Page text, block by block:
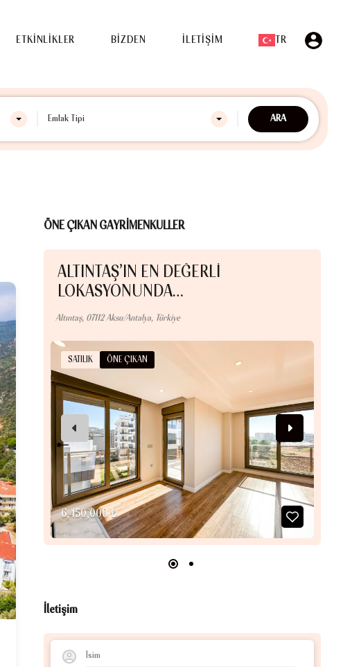
ETKİNLİKLER BİZDEN İLETİŞİM TR
ETKİNLİKLER BİZDEN İLETİŞİM TR
Emlak Tipi ARA
ÖNE ÇIKAN GAYRİMENKULLER
ALTINTAŞ’IN EN DEĞERLI
LOKASYONUNDA…
Altıntaş, 07112 Aksu/Antalya, Türkiye
SATILIK ÖNE ÇIKAN
6,450,000 ₺
İletişim